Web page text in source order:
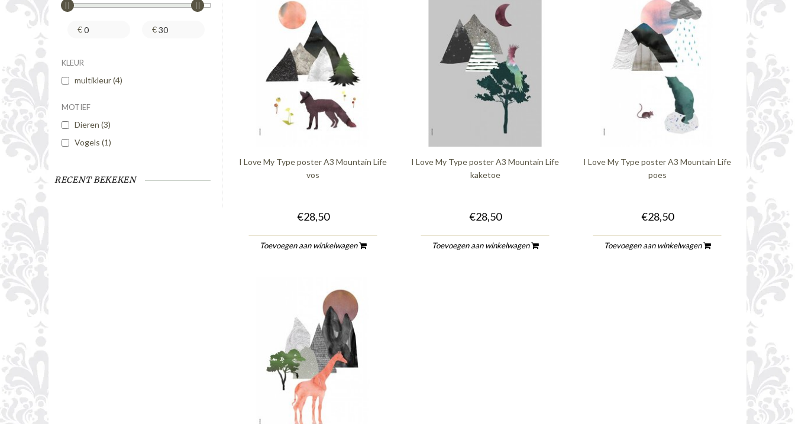
€ €
KLEUR
multikleur(4)
MOTIEF
Dieren (3)
Vogels (1)
RECENT BEKEKEN
I Love My Type poster A3 Mountain Life
vos
€28,50
Toevoegen aan winkelwagen
I Love My Type poster A3 Mountain Life
kaketoe
€28,50
Toevoegen aan winkelwagen
I Love My Type poster A3 Mountain Life
poes
€28,50
Toevoegen aan winkelwagen